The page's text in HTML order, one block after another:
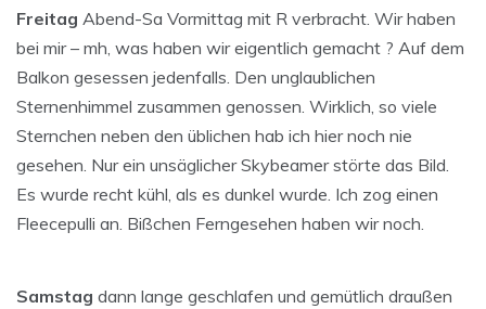
Freitag Abend-Sa Vormittag mit R verbracht. Wir haben
bei mir – mh, was haben wir eigentlich gemacht ? Auf dem
Balkon gesessen jedenfalls. Den unglaublichen
Sternenhimmel zusammen genossen. Wirklich, so viele
Sternchen neben den üblichen hab ich hier noch nie
gesehen. Nur ein unsäglicher Skybeamer störte das Bild.
Es wurde recht kühl, als es dunkel wurde. Ich zog einen
Fleecepulli an. Bißchen Ferngesehen haben wir noch.
Samstag dann lange geschlafen und gemütlich draußen